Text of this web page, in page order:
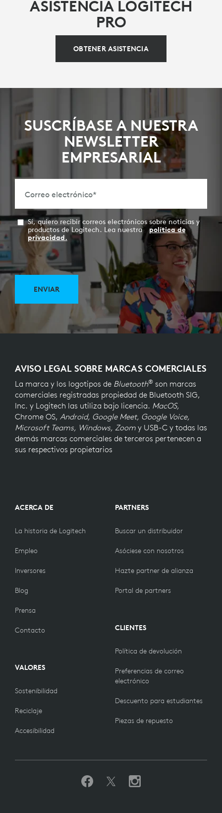
ASISTENCIA LOGITECH
PRO
OBTENER ASISTENCIA
SUSCRÍBASE A NUESTRA
NEWSLETTER
EMPRESARIAL
Correo electrónico*
Sí, quiero recibir correos electrónicos sobre noticias y
productos de Logitech. Lea nuestra política de
privacidad.
ENVIAR
AVISO LEGAL SOBRE MARCAS COMERCIALES
La marca y los logotipos de Bluetooth® son marcas
comerciales registradas propiedad de Bluetooth SIG,
Inc. y Logitech las utiliza bajo licencia. MacOS,
Chrome OS, Android, Google Meet, Google Voice,
Microsoft Teams, Windows, Zoom y USB-C y todas las
demás marcas comerciales de terceros pertenecen a
sus respectivos propietarios
ACERCA DE
La historia de Logitech
Empleo
Inversores
Blog
Prensa
Contacto
VALORES
Sostenibilidad
Reciclaje
Accesibilidad
PARTNERS
Buscar un distribuidor
Asóciese con nosotros
Hazte partner de alianza
Portal de partners
CLIENTES
Política de devolución
Preferencias de correo
electrónico
Descuento para estudiantes
Piezas de repuesto